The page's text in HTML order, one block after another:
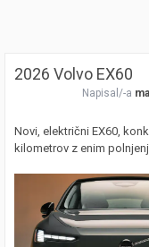
2026 Volvo EX60
Napisal/-a
Novi, električni EX60,
kilometrov z enim